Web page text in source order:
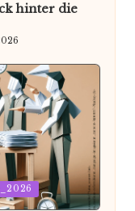
hinter die